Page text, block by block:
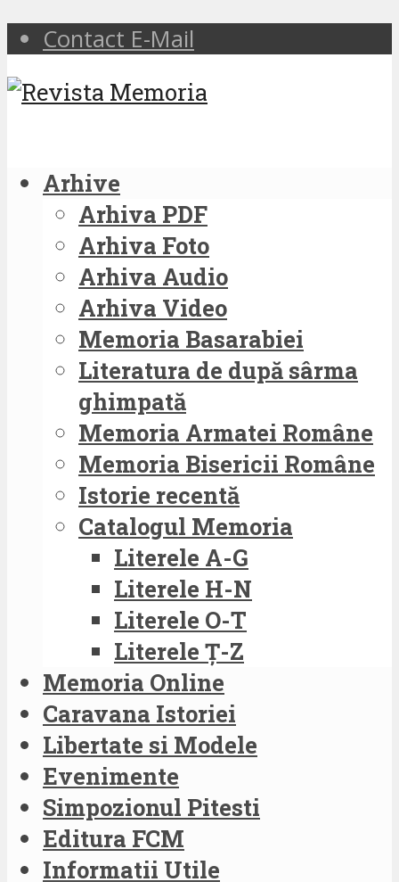
Contact E-Mail
Arhive
Arhiva PDF
Arhiva Foto
Arhiva Audio
Arhiva Video
Memoria Basarabiei
Literatura de după sârma
ghimpată
Memoria Armatei Române
Memoria Bisericii Române
Istorie recentă
Catalogul Memoria
Literele A-G
Literele H-N
Literele O-T
Literele Ț-Z
Memoria Online
Caravana Istoriei
Libertate si Modele
Evenimente
Simpozionul Pitesti
Editura FCM
Informatii Utile